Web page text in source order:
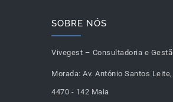
SOBRE NÓS
Vivegest – Consultadoria e
Morada: Av. António Santos
4470 - 142 Maia